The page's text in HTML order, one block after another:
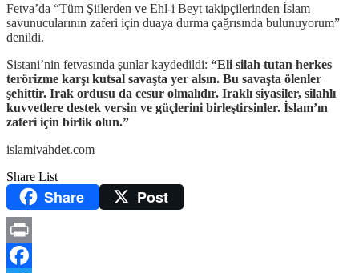
Fetva’da “Tüm Şiilerden ve Ehl-i Beyt takipçilerinden İslam
savunucularının zaferi için duaya durma çağrısında bulunuyorum”
denildi.
Sistani’nin fetvasında şunlar kaydedildi: “Eli silah tutan herkes
terörizme karşı kutsal savaşta yer alsın. Bu savaşta ölenler
şehittir. Irak ordusu da cesur olmalıdır. Iraklı siyasiler, silahlı
kuvvetlere destek versin ve güçlerini birleştirsinler. İslam’ın
zaferi için birlik olun.”
islamivahdet.com
Share List
Share Post
Print